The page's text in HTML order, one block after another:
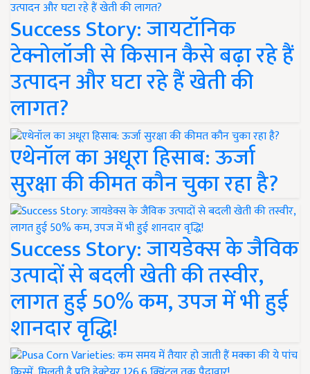
Success Story: जायटॉनिक
टेक्नोलॉजी से किसान कैसे बढ़ा रहे हैं
उत्पादन और घटा रहे हैं खेती की
लागत?
एथेनॉल का अधूरा हिसाब: ऊर्जा
सुरक्षा की कीमत कौन चुका रहा है?
Success Story: जायडेक्स के जैविक
उत्पादों से बदली खेती की तस्वीर,
लागत हुई 50% कम, उपज में भी हुई
शानदार वृद्धि!